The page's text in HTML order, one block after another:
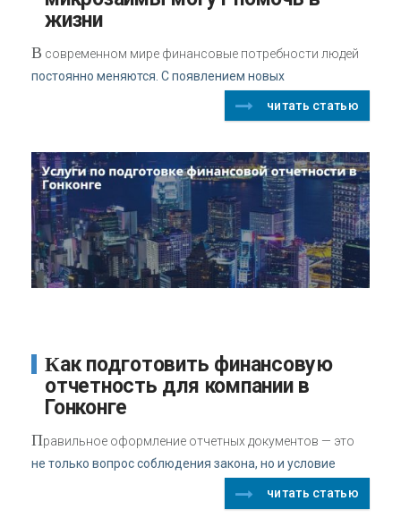
жизни
В современном мире финансовые потребности людей
постоянно меняются. С появлением новых
читать статью
Как подготовить финансовую
отчетность для компании в
Гонконге
Правильное оформление отчетных документов — это
не только вопрос соблюдения закона, но и условие
читать статью